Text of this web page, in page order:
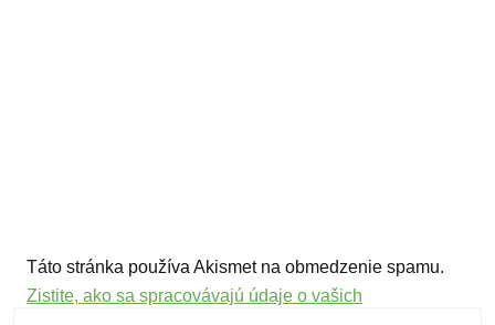
Táto stránka používa Akismet na obmedzenie spamu.
Zistite, ako sa spracovávajú údaje o vašich